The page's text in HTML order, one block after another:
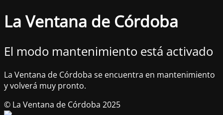
La Ventana de Córdoba
El modo mantenimiento está activado
La Ventana de Córdoba se encuentra en mantenimiento
y volverá muy pronto.
© La Ventana de Córdoba 2025